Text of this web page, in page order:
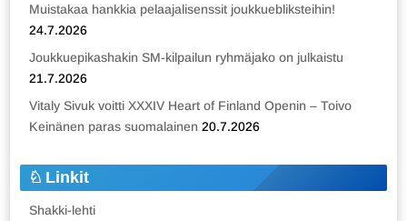
Muistakaa hankkia pelaajalisenssit joukkuebliksteihin!
24.7.2026
Joukkuepikashakin SM-kilpailun ryhmäjako on julkaistu
21.7.2026
Vitaly Sivuk voitti XXXIV Heart of Finland Openin – Toivo
Keinänen paras suomalainen 20.7.2026
Linkit
Shakki-lehti